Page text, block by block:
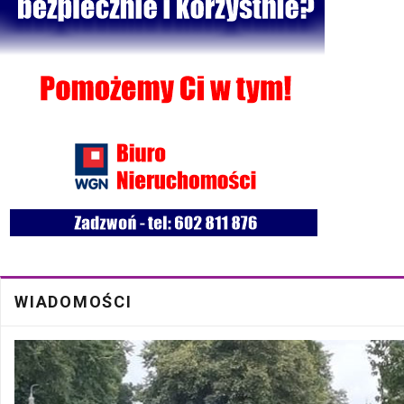
Bezpłatna mammografia w Cycowie
19 Cze
Walne Zgromadzenie w SM "Batory" już 19 czerwca w Łęcznej
WIADOMOŚCI